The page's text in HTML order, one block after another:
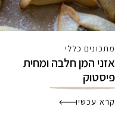
מתכונים כללי
אזני המן חלבה ומחית
פיסטוק
קרא עכשיו